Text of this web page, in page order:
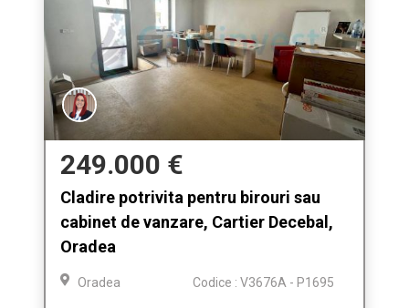
249.000 €
Cladire potrivita pentru birouri sau
cabinet de vanzare, Cartier Decebal,
Oradea
Oradea Codice : V3676A - P1695